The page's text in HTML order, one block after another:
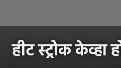
हीट स्ट्रोक केव्हा